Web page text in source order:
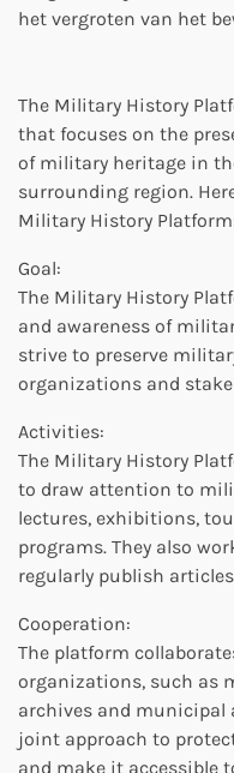
het vergroten van het
The Military History
that focuses on the
of military heritage in
surrounding region.
Military History
Goal:
The Military History
and awareness of
strive to preserve
organizations and
Activities:
The Military History
to draw attention to
lectures, exhibitions,
programs. They also
regularly publish
Cooperation:
The platform
organizations, such as
archives and municipal
joint approach to
and make it accessible